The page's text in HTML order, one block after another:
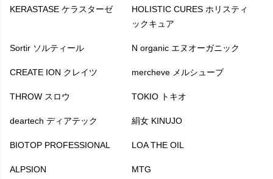
KERASTASE ケラスターゼ
HOLISTIC CURES ホリスティ
ックキュア
Sortir ソルティール N organic エヌオーガニック
CREATE ION クレイツ mercheve メルシューブ
THROW スロウ TOKIO トキオ
deartech ディアテック 絹女 KINUJO
BIOTOP PROFESSIONAL LOA THE OIL
ALPSION MTG